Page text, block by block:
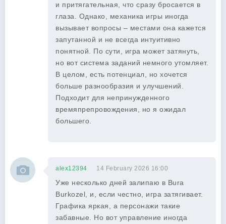
и притягательная, что сразу бросается в
глаза. Однако, механика игры иногда
вызывает вопросы – местами она кажется
запутанной и не всегда интуитивно
понятной. По сути, игра может затянуть,
но вот система заданий немного утомляет.
В целом, есть потенциал, но хочется
больше разнообразия и улучшений.
Подходит для непринужденного
времяпрепровождения, но я ожидал
большего.
alex12394 14 February 2026 16:00
Уже несколько дней залипаю в Bura
Burkozel, и, если честно, игра затягивает.
Графика яркая, а персонажи такие
забавные. Но вот управление иногда